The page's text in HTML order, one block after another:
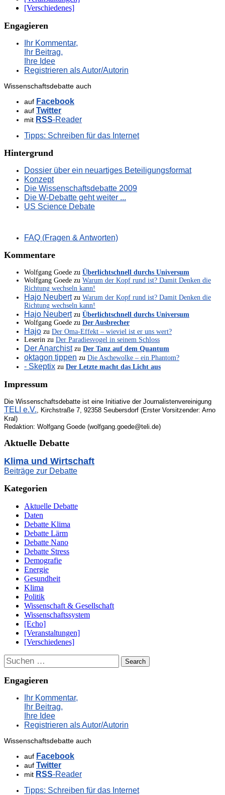
[Verschiedenes]
Engagieren
Ihr Kommentar,
Ihr Beitrag,
Ihre Idee
Registrieren als Autor/Autorin
Wissenschaftsdebatte auch
auf Facebook
auf Twitter
mit RSS-Reader
Tipps: Schreiben für das Internet
Hintergrund
Dossier über ein neuartiges Beteiligungsformat
Konzept
Die Wissenschaftsdebatte 2009
Die W-Debatte geht weiter ...
US Science Debate
FAQ (Fragen & Antworten)
Kommentare
Wolfgang Goede zu Überlichtschnell durchs Universum
Wolfgang Goede zu Warum der Kopf rund ist? Damit Denken die
Richtung wechseln kann!
Hajo Neubertzu Warum der Kopf rund ist? Damit Denken die
Richtung wechseln kann!
Hajo Neubertzu Überlichtschnell durchs Universum
Wolfgang Goede zu Der Ausbrecher
Hajo zu Der Oma-Effekt – wieviel ist er uns wert?
Leserin zu Der Paradiesvogel in seinem Schloss
Der Anarchistzu Der Tanz auf dem Quantum
oktagon tippen zu Die Aschewolke – ein Phantom?
- Skeptix zu Der Letzte macht das Licht aus
Impressum
Die Wissenschaftsdebatte ist eine Initiative der Journalistenvereinigung
TELI e.V., Kirchstraße 7, 92358 Seubersdorf (Erster Vorsitzender: Arno
Kral)
Redaktion: Wolfgang Goede (wolfgang.goede@teli.de)
Aktuelle Debatte
Klima und Wirtschaft
Beiträge zur Debatte
Kategorien
Aktuelle Debatte
Daten
Debatte Klima
Debatte Lärm
Debatte Nano
Debatte Stress
Demografie
Energie
Gesundheit
Klima
Politik
Wissenschaft & Gesellschaft
Wissenschaftssystem
[Echo]
[Veranstaltungen]
[Verschiedenes]
Suchen
Engagieren
Ihr Kommentar,
Ihr Beitrag,
Ihre Idee
Registrieren als Autor/Autorin
Wissenschaftsdebatte auch
auf Facebook
auf Twitter
mit RSS-Reader
Tipps: Schreiben für das Internet